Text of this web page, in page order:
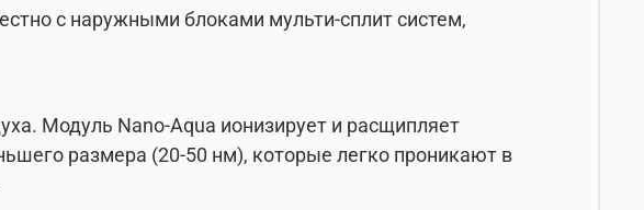
с наружными блоками мульти-сплит систем,
Модуль Nano-Aqua ионизирует и расщипляет
размера (20-50 нм), которые легко проникают в